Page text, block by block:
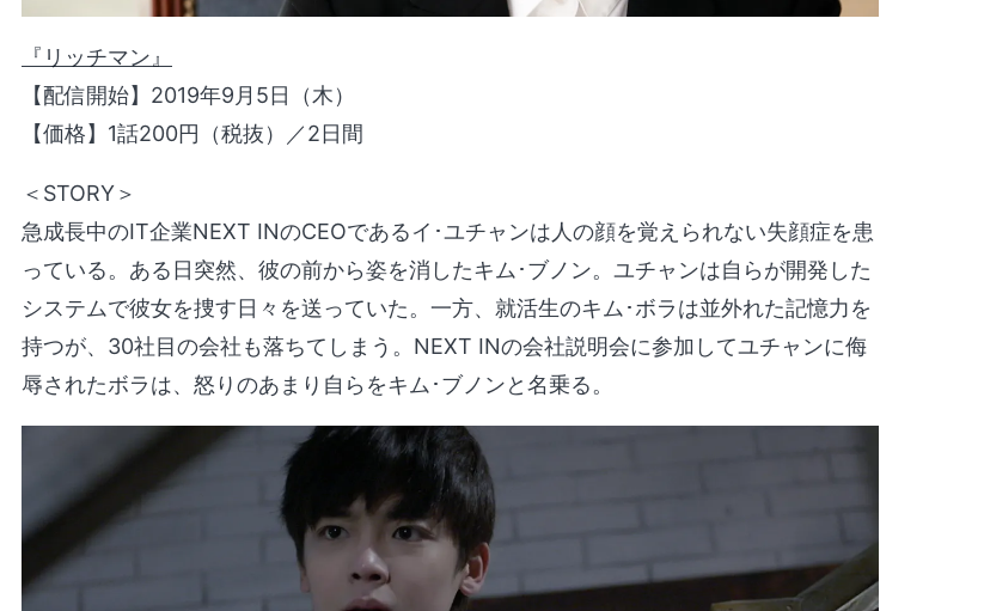
『リッチマン』
【配信開始】2019年9月5日（木）
【価格】1話200円（税抜）／2日間
＜STORY＞
急成長中のIT企業NEXT INのCEOであるイ･ユチャンは人の顔を覚えられない失顔症を患
っている。ある日突然、彼の前から姿を消したキム･ブノン。ユチャンは自らが開発した
システムで彼女を捜す日々を送っていた。一方、就活生のキム･ボラは並外れた記憶力を
持つが、30社目の会社も落ちてしまう。NEXT INの会社説明会に参加してユチャンに侮
辱されたボラは、怒りのあまり自らをキム･ブノンと名乗る。